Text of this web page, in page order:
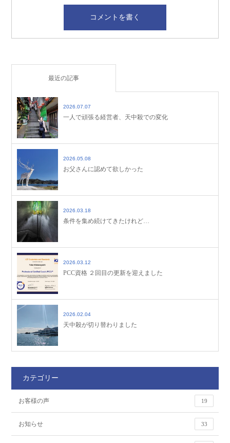
最近の記事
2026.07.07
一人で頑張る経営者、天中殺での変化
2026.05.08
お父さんに認めて欲しかった
2026.03.18
条件を集め続けてきたけれど…
2026.03.12
PCC資格 ２回目の更新を迎えました
2026.02.04
天中殺が切り替わりました
カテゴリー
お客様の声 19
お知らせ 33